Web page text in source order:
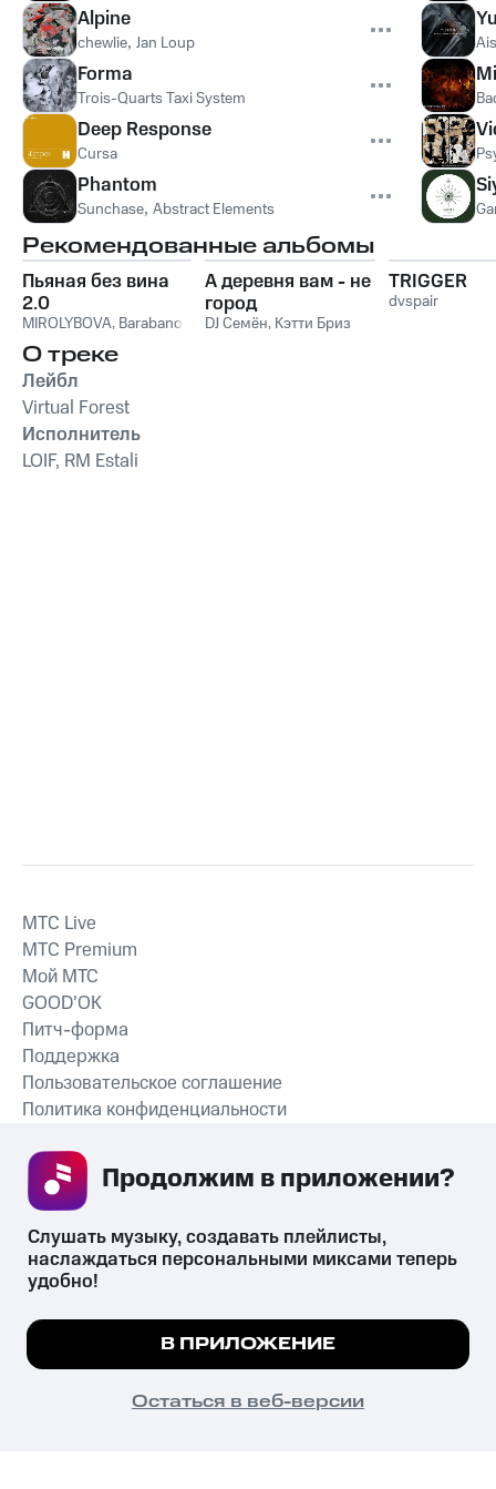
Alpine
chewlie, Jan Loup
Forma
Trois-Quarts Taxi System
Deep Response
Cursa
Phantom
Sunchase, Abstract Elements
Рекомендованные альбомы
Пьяная без вина
2.0
MIROLYBOVA, Barabanov
А деревня вам - не
город
DJ Семён, Кэтти Бриз
TRIGGER
dvspair
О треке
Лейбл
Virtual Forest
Исполнитель
LOIF, RM Estali
СКАЧАТЬ ПРИЛОЖЕНИЕ
MTС Live
MTС Premium
Мой МТС
GOOD’OK
Питч-форма
Поддержка
Пользовательское соглашение
Политика конфиденциальности
психотропных веществ, их аналогов причиняет вред здоровью,
их незаконный оборот запрещён и влечёт установленную
законодательством ответственность.
© 2026 ООО «КИОН».
Все права защищены
Мы используем куки, чтобы на сайте все
Подробнее
ПОНЯТНО
Слушать музыку, создавать плейлисты,
наслаждаться персональными миксами теперь
удобно!
В ПРИЛОЖЕНИЕ
Остаться в веб-версии